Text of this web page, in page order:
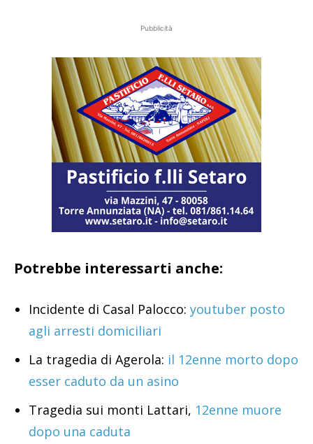
Pubblicità
Potrebbe interessarti anche:
Incidente di Casal Palocco: youtuber posto
agli arresti domiciliari
La tragedia di Agerola: il 12enne morto dopo
esser caduto da un asino
Tragedia sui monti Lattari, 12enne muore
dopo una caduta